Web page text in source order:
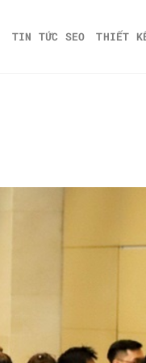
TIN TỨC SEO THIẾT